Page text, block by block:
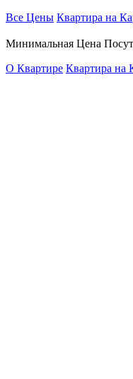
Все Цены Квартира на
Минимальная Цена
О Квартире Квартира на